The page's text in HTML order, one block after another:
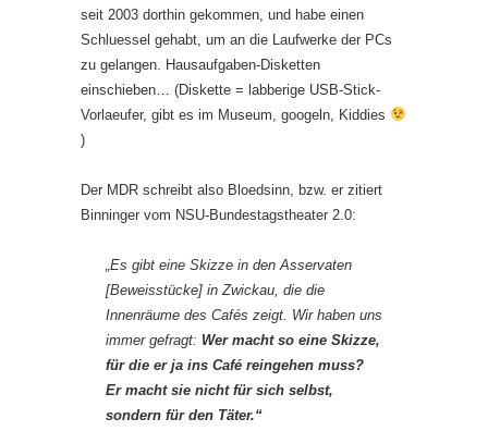
seit 2003 dorthin gekommen, und habe einen
Schluessel gehabt, um an die Laufwerke der PCs
zu gelangen. Hausaufgaben-Disketten
einschieben… (Diskette = labberige USB-Stick-
Vorlaeufer, gibt es im Museum, googeln, Kiddies
)
Der MDR schreibt also Bloedsinn, bzw. er zitiert
Binninger vom NSU-Bundestagstheater 2.0:
„Es gibt eine Skizze in den Asservaten
[Beweisstücke] in Zwickau, die die
Innenräume des Cafés zeigt. Wir haben uns
immer gefragt: Wer macht so eine Skizze,
für die er ja ins Café reingehen muss?
Er macht sie nicht für sich selbst,
sondern für den Täter.“